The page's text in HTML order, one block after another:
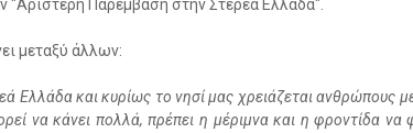
"Αριστερή Παρέμβαση στην Στερεά Ελλάδα".
μεταξύ άλλων:
Ελλάδα και κυρίως το νησί μας χρειάζεται ανθρώπους
να κάνει πολλά, πρέπει η μέριμνα και η φροντίδα